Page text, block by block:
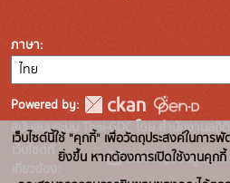
ภาษา
Powered by:
สนับสนุนระบบ Thai-GDC โดย สำนักงานสถิติ
ระบบบัญชีข้อมูลภาค
เว็บไซต์นี้ใช้ "คุกกี้" เพื่อวัตถุประสงค์ในการ
ยิ่งขึ้น หากต้องการเปิดใช้งานคุก